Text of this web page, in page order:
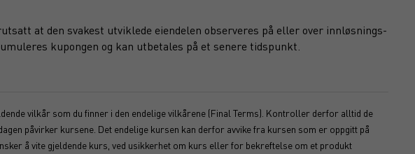
at den svakest utviklede eiendelen observeres på eller over innløsnings-
kupongen og kan utbetales på et senere tidspunkt.
vilkår som du finner i den endelige vilkårene (Final Terms). Kontroller derfor alltid de
påvirker kursene. Det endelige kursen kan derfor avvike fra kursen som er oppgitt på
å vite gjeldende kurs, ved usikkerhet om kurs eller for bekreftelse om et produkt